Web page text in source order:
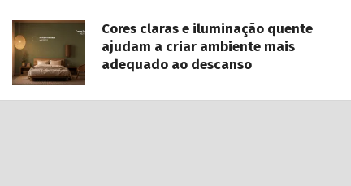
Cores claras e iluminação quente
ajudam a criar ambiente mais
adequado ao descanso